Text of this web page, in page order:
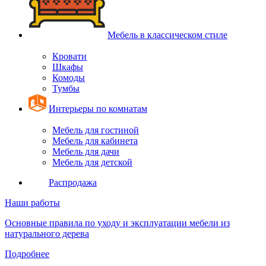
Мебель в классическом стиле
Кровати
Шкафы
Комоды
Тумбы
Интерьеры по комнатам
Мебель для гостиной
Мебель для кабинета
Мебель для дачи
Мебель для детской
Распродажа
Наши работы
Основные правила по уходу и эксплуатации мебели из
натурального дерева
Подробнее